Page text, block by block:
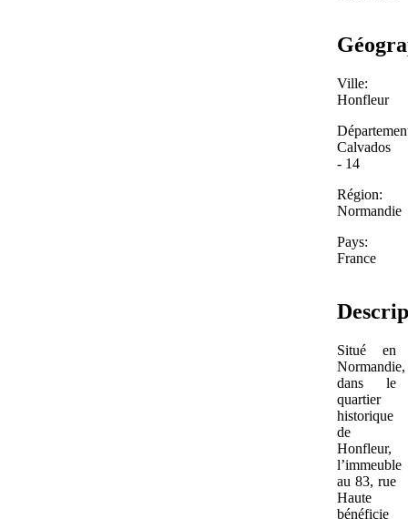
Ville:
Honfleur
Calvados
- 14
Région:
Normandie
Pays:
France
Situé en
Normandie,
dans le
quartier
historique
de
Honfleur,
l’immeuble
au 83, rue
Haute
bénéficie